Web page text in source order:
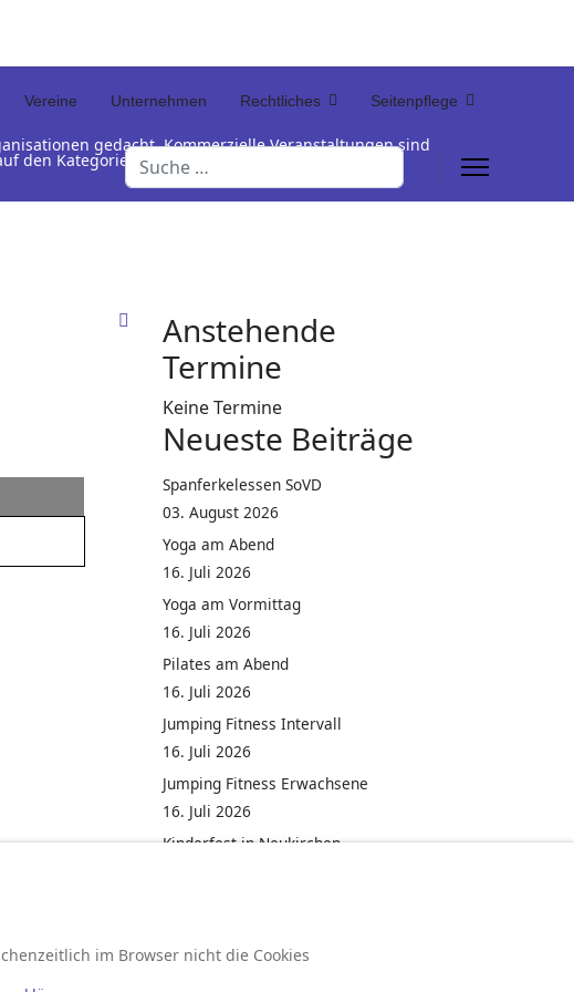
Vereine Unternehmen Rechtliches Seitenpflege
Suchen
gedacht. Kommerzielle Veranstaltungen sind
den Kategorienamen unterhalb der Termintabelle
Anstehende
Termine
Keine Termine
Neueste Beiträge
Spanferkelessen SoVD
03. August 2026
Yoga am Abend
16. Juli 2026
Yoga am Vormittag
16. Juli 2026
Pilates am Abend
16. Juli 2026
Jumping Fitness Intervall
16. Juli 2026
Jumping Fitness Erwachsene
16. Juli 2026
Kinderfest in Neukirchen
im Browser nicht die Cookies